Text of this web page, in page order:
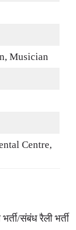
Musician
Centre,
संबंध रैली भर्ती